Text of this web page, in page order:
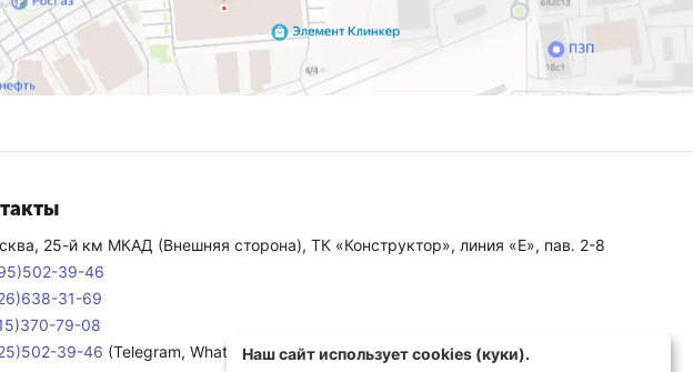
25-й км МКАД (Внешняя сторона), ТК «Конструктор», линия «Е», пав. 2-8
39-46
31-69
79-08
39-46 (Telegram, WhatsApp, MAX)Наш сайт использует cookies (куки).